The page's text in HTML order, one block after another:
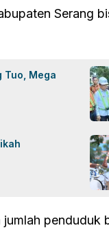
Serang
Tuo, Mega
penduduk